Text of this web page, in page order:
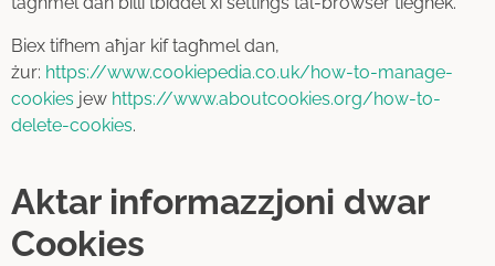
Biex tifhem aħjar kif tagħmel dan,
żur: https://www.cookiepedia.co.uk/how-to-manage-
cookies jew https://www.aboutcookies.org/how-to-
delete-cookies.
Aktar informazzjoni dwar
Cookies